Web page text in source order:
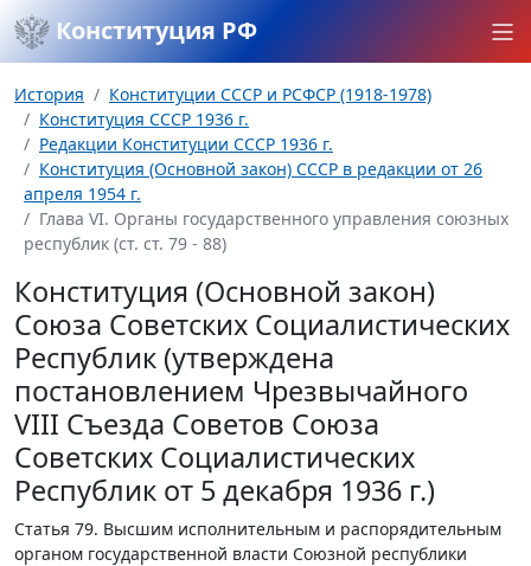
Конституция РФ
История
Конституции СССР и РСФСР (1918-1978)
Конституция СССР 1936 г.
Редакции Конституции СССР 1936 г.
Конституция (Основной закон) СССР в редакции от 26
апреля 1954 г.
Глава VI. Органы государственного управления союзных
республик (ст. ст. 79 - 88)
Конституция (Основной закон)
Союза Советских Социалистических
Республик (утверждена
постановлением Чрезвычайного
VIII Съезда Советов Союза
Советских Социалистических
Республик от 5 декабря 1936 г.)
Статья 79. Высшим исполнительным и распорядительным
органом государственной власти Союзной республики